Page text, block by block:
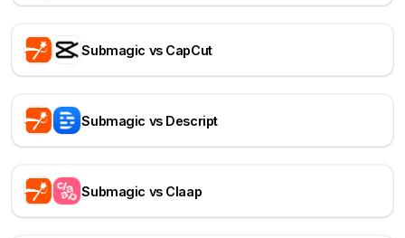
Submagic vs CapCut
Submagic vs Descript
Submagic vs Claap